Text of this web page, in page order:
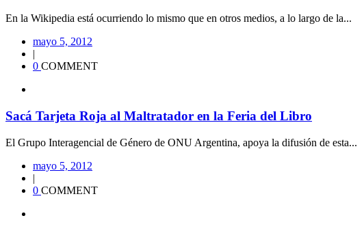
En la Wikipedia está ocurriendo lo mismo que en otros medios, a lo largo de la...
mayo 5, 2012
|
0 COMMENT
Sacá Tarjeta Roja al Maltratador en la Feria del Libro
El Grupo Interagencial de Género de ONU Argentina, apoya la difusión de esta...
mayo 5, 2012
|
0 COMMENT